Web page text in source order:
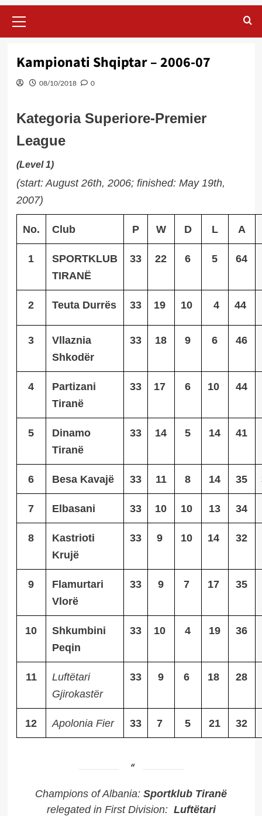
Menu
Kampionati Shqiptar – 2006-07
08/10/2018 0
Kategoria Superiore-Premier
League
(Level 1)
(start: August 26th, 2006; finished: May 19th,
2007)
No. Club P W D L A
1
SPORTKLUB
TIRANË
33 22 6 5 64
2 Teuta Durrës 33 19 10 4 44
3
Vllaznia
Shkodër
33 18 9 6 46
4
Partizani
Tiranë
33 17 6 10 44
5
Dinamo
Tiranë
33 14 5 14 41
6 Besa Kavajë 33 11 8 14 35
7 Elbasani 33 10 10 13 34
8
Kastrioti
Krujë
33 9 10 14 32
9
Flamurtari
Vlorë
33 9 7 17 35
10
Shkumbini
Peqin
33 10 4 19 36
11
Luftëtari
Gjirokastër
33 9 6 18 28
12 Apolonia Fier 33 7 5 21 32
Champions of Albania: Sportklub Tiranë
relegated in First Division: Luftëtari